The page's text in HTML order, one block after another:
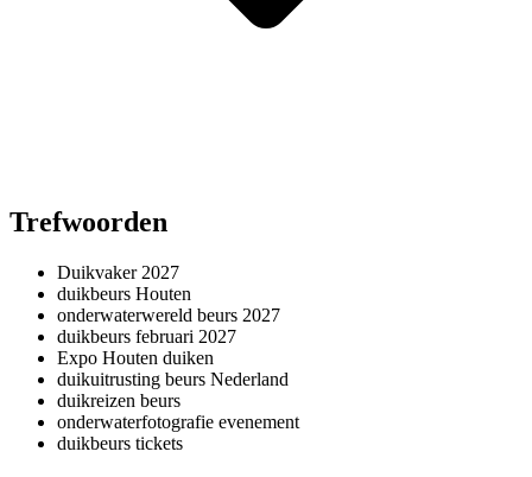
Trefwoorden
Duikvaker 2027
duikbeurs Houten
onderwaterwereld beurs 2027
duikbeurs februari 2027
Expo Houten duiken
duikuitrusting beurs Nederland
duikreizen beurs
onderwaterfotografie evenement
duikbeurs tickets